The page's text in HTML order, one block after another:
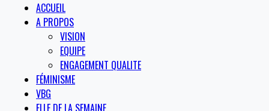
ACCUEIL
A PROPOS
VISION
EQUIPE
ENGAGEMENT QUALITE
FÉMINISME
VBG